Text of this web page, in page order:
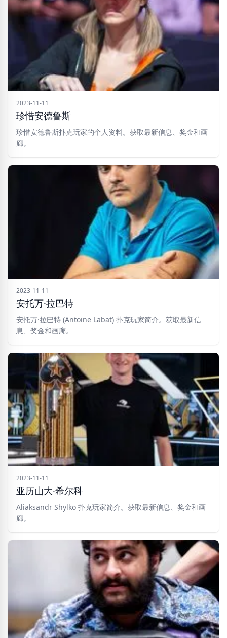
2023-11-11
珍惜安德鲁斯
珍惜安德鲁斯扑克玩家的个人资料。获取最新信息、奖金和画
廊。
2023-11-11
安托万·拉巴特
安托万·拉巴特 (Antoine Labat) 扑克玩家简介。获取最新信
息、奖金和画廊。
2023-11-11
亚历山大·希尔科
Aliaksandr Shylko 扑克玩家简介。获取最新信息、奖金和画
廊。